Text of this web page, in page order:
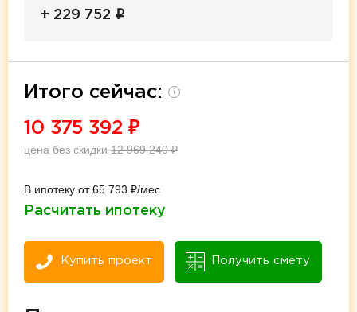
+ 229 752 i
Итого сейчас: i
10 375 392 ₽
цена без скидки 12 969 240₽
В ипотеку от 65 793 ₽/мес
Расчитать ипотеку
Купить проект Получить смету